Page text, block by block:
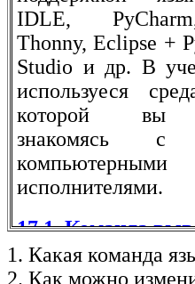
IDLE,
Thonny, Eclipse +
Studio и др. В
используеся
которой вы
знакомясь с
компьютерными
исполнителями.
17.1. Команда
1. Какая команда
2. Как можно